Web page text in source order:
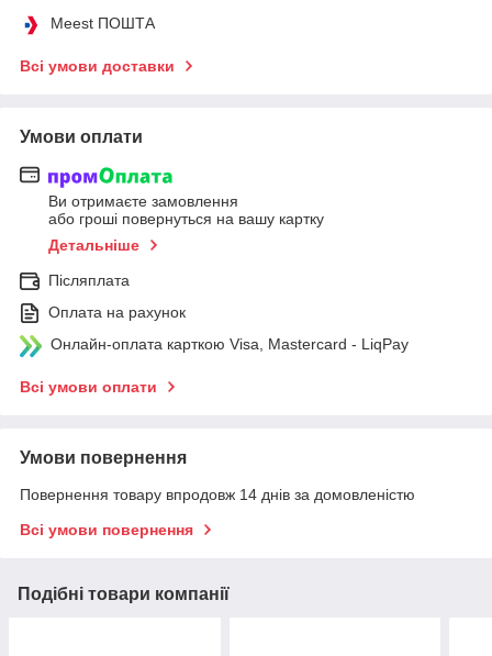
Meest ПОШТА
Всі умови доставки
Умови оплати
Ви отримаєте замовлення
або гроші повернуться на вашу картку
Детальніше
Післяплата
Оплата на рахунок
Онлайн-оплата карткою Visa, Mastercard - LiqPay
Всі умови оплати
Умови повернення
Повернення товару впродовж 14 днів за домовленістю
Всі умови повернення
Подібні товари компанії